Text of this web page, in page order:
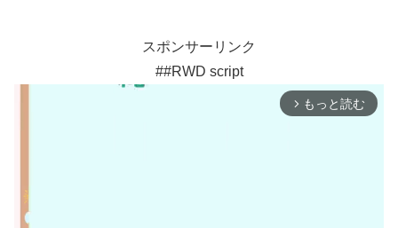
スポンサーリンク
##RWD script
arrow_forward_ios もっと読む